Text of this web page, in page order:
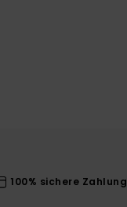
100% sichere Zahlung